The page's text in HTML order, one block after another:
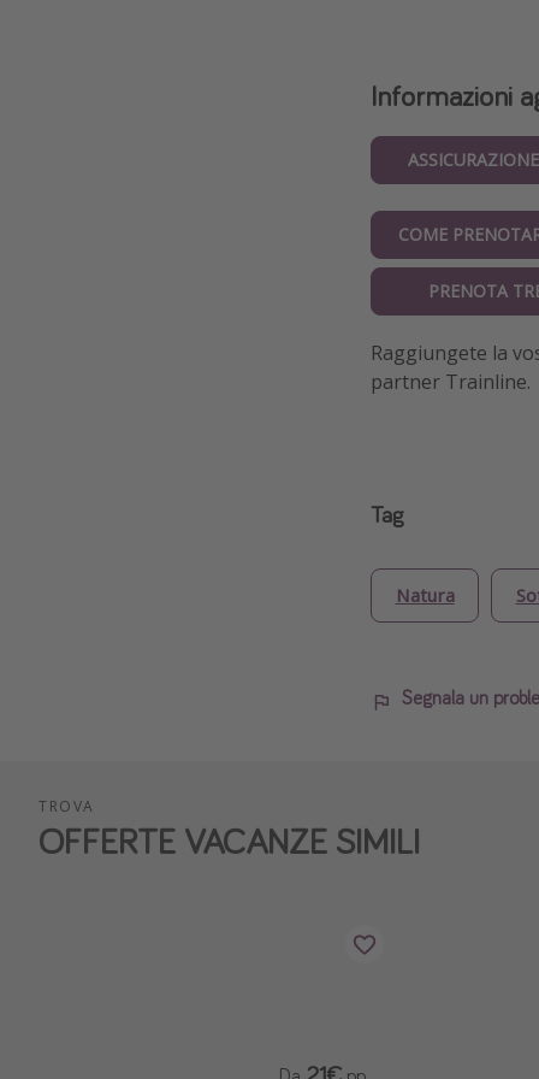
Informazioni
COME
PRENOTA
Raggiungete la
partner Trainline.
Tag
Natura
Segnala un
TROVA
OFFERTE VACANZE SIMILI